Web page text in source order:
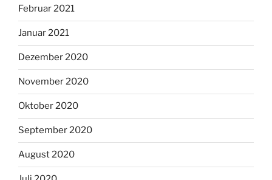
Februar 2021
Januar 2021
Dezember 2020
November 2020
Oktober 2020
September 2020
August 2020